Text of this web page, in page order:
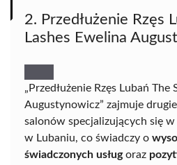
2. Przedłużenie Rzęs
Lashes Ewelina
„Przedłużenie Rzęs Lubań
Augustynowicz” zajmuje
salonów specjalizujących się w
w Lubaniu, co świadczy o
świadczonych usługoraz